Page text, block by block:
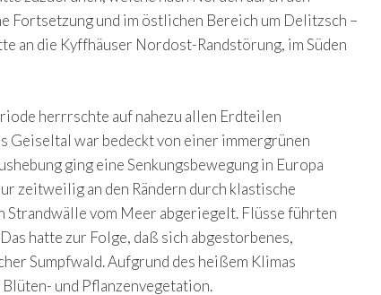
Fortsetzung und im östlichen Bereich um Delitzsch –
an die Kyffhäuser Nordost-Randstörung, im Süden
herrrschte auf nahezu allen Erdteilen
Geiseltal war bedeckt von einer immergrünen
ging eine Senkungsbewegung in Europa
zeitweilig an den Rändern durch klastische
Strandwälle vom Meer abgeriegelt. Flüsse führten
hatte zur Folge, daß sich abgestorbenes,
Sumpfwald. Aufgrund des heißem Klimas
und Pflanzenvegetation.